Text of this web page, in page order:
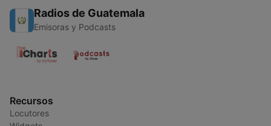
Radios de Guatemala
Emisoras y Podcasts
Recursos
Locutores